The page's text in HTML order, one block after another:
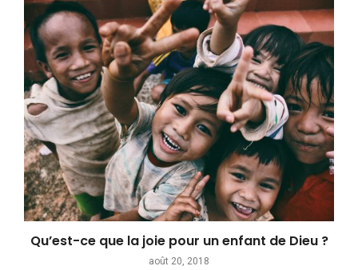
Qu’est-ce que la joie pour un enfant de Dieu ?
août 20, 2018